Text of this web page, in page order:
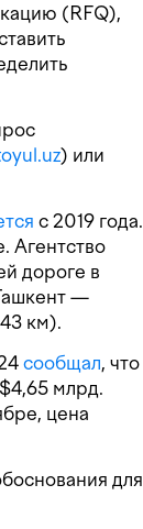
(RFQ),
) или
с 2019 года.
Агентство
дороге в
—
км).
сообщал, что
млрд.
цена
для